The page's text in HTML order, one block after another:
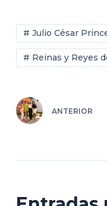
# Julio César
# Reinas y Reyes
ANTERIOR